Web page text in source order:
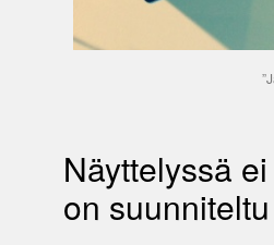
Näyttelyssä
on